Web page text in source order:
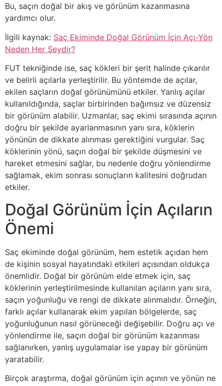
Bu, saçın doğal bir akış ve görünüm kazanmasına
yardımcı olur.
İlgili kaynak: Saç Ekiminde Doğal Görünüm İçin Açı-Yön
Neden Her Şeydir?
FUT tekniğinde ise, saç kökleri bir şerit halinde çıkarılır
ve belirli açılarla yerleştirilir. Bu yöntemde de açılar,
ekilen saçların doğal görünümünü etkiler. Yanlış açılar
kullanıldığında, saçlar birbirinden bağımsız ve düzensiz
bir görünüm alabilir. Uzmanlar, saç ekimi sırasında açının
doğru bir şekilde ayarlanmasının yanı sıra, köklerin
yönünün de dikkate alınması gerektiğini vurgular. Saç
köklerinin yönü, saçın doğal bir şekilde düşmesini ve
hareket etmesini sağlar, bu nedenle doğru yönlendirme
sağlamak, ekim sonrası sonuçların kalitesini doğrudan
etkiler.
Doğal Görünüm İçin Açıların
Önemi
Saç ekiminde doğal görünüm, hem estetik açıdan hem
de kişinin sosyal hayatındaki etkileri açısından oldukça
önemlidir. Doğal bir görünüm elde etmek için, saç
köklerinin yerleştirilmesinde kullanılan açıların yanı sıra,
saçın yoğunluğu ve rengi de dikkate alınmalıdır. Örneğin,
farklı açılar kullanarak ekim yapılan bölgelerde, saç
yoğunluğunun nasıl görüneceği değişebilir. Doğru açı ve
yönlendirme ile, saçın doğal bir görünüm kazanması
sağlanırken, yanlış uygulamalar ise yapay bir görünüm
yaratabilir.
Birçok araştırma, doğal görünüm için açının ve yönün ne